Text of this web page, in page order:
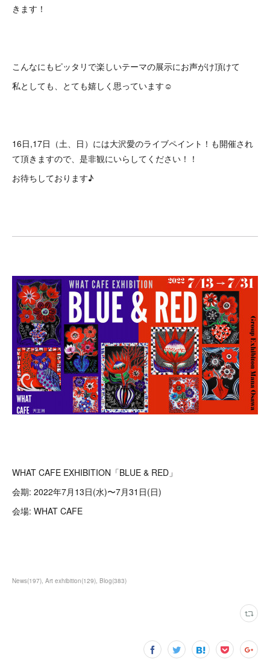
きます！
こんなにもピッタリで楽しいテーマの展示にお声がけ頂けて
私としても、とても嬉しく思っています☺️
16日,17日（土、日）には大沢愛のライブペイント！も開催され
て頂きますので、是非観にいらしてください！！
お待ちしております♪
WHAT CAFE EXHIBITION「BLUE & RED」
会期: 2022年7月13日(水)〜7月31日(日)
会場: WHAT CAFE
News(197) Art exhibition(129) Blog(383)